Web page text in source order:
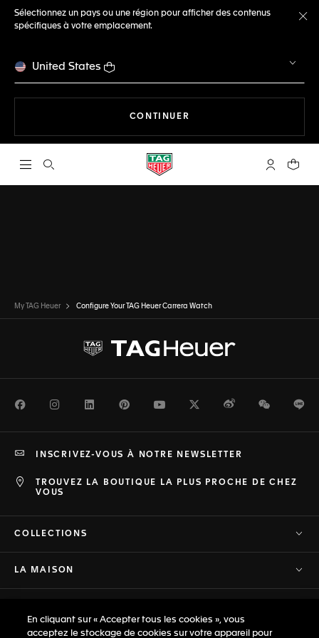
Sélectionnez un pays ou une région pour afficher des contenus
spécifiques à votre emplacement.
United States
CONTINUER
Ouvrir la barre de recherche Compte My
Votre
My TAG Heuer Configure Your TAG Heuer Carrera Watch
FacebookInstagramLinkedInPinterestYoutubeTwitterWeiboWeChat
TROUVEZ LA BOUTIQUE LA PLUS PROCHE DE CHEZ
VOUS
INSCRIVEZ-VOUS À NOTRE NEWSLETTER
COLLECTIONS
LA MAISON
En cliquant sur « Accepter tous les cookies », vous
acceptez le stockage de cookies sur votre appareil pour